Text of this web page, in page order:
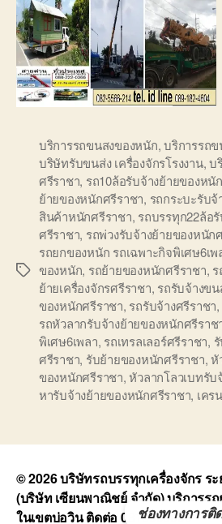
Tags
บริการรถขนสงของหนัก,บริการรถ
บริษัทรับขนส่ง เครื่องจักรโรงงาน,บ
ศรีราชา, รถ10ล้อรับจ้างย้ายของหนั
ย้ายของหนักศรีราชา, รถกระบะรับจ้
สินค้าหนักศรีราชา, รถบรรทุก22ล้อ
ศรีราชา, รถพ่วงรับจ้างย้ายของหนัก
รถยกของหนัก รถเฉพาะกิจพิเศษ6เพ
ของหนัก, รถย้ายของหนักศรีราชา,
ย้ายเครื่องจักรศรีราชา, รถรับจ้างข
ของหนักศรีราชา, รถรับจ้างศรีราชา,
รถหัวลากรับจ้างย้ายของหนักศรีราช
พิเศษ6เพลา, รถเทรลเลอร์ศรีราชา,
ศรีราชา, รับย้ายของหนักศรีราชา,หั
ของหนักศรีราชา,หัวลากโลวเบทรั
หารับจ้างย้ายของหนักศรีราชา, เคร
© 2026บริษัทรถบรรทุกเครื่องจักร ร
(บริษัท เซียนพาณิชย์ จำกัด) บริการรถ
ในเขตบ่อวิน ติดต่อ 0818900005
ช่องทางการติ